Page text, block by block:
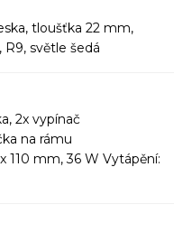
tloušťka 22 mm,
R9, světle šedá
2x vypínač
na rámu
110 mm, 36 W Vytápění: